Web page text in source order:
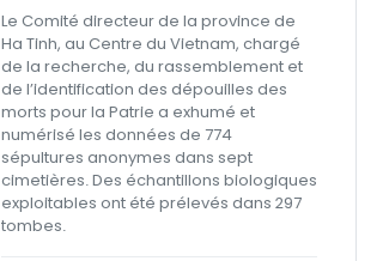
Le Comité directeur de la province de
Ha Tinh, au Centre du Vietnam, chargé
de la recherche, du rassemblement et
de l’identification des dépouilles des
morts pour la Patrie a exhumé et
numérisé les données de 774
sépultures anonymes dans sept
cimetières. Des échantillons biologiques
exploitables ont été prélevés dans 297
tombes.